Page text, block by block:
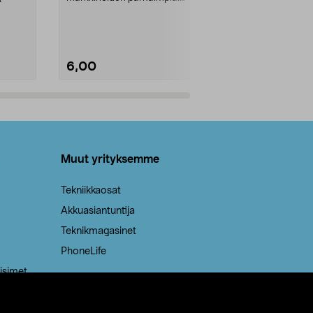
6,00
Muut yrityksemme
Tekniikkaosat
Akkuasiantuntija
Teknikmagasinet
PhoneLife